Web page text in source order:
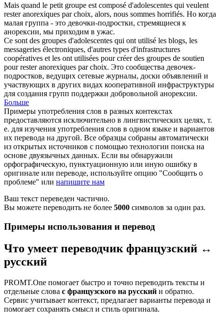
Mais quand le petit groupe est composé d'adolescentes qui veulent
resteranorexiques par choix, alors, nous sommes horrifiés. Но когда
малая группа - это девочки-подростки, стремящиеся к
анорексии, мы приходим в ужас.
Ce sont des groupes d'adolescentes qui ont utilisé les blogs, les
messageries électroniques, d'autres types d'infrastructures
coopératives et les ont utilisées pour créer des groupes de soutien
pour resteranorexiques par choix. Это сообщества девочек-
подростков, ведущих сетевые журналы, доски объявлений и
участвующих в других видах кооперативной инфраструктуры
для создания групп поддержки добровольной анорексии.
Больше
Примеры употребления слов в разных контекстах
предоставляются исключительно в лингвистических целях, т.
е. для изучения употребления слов в одном языке и вариантов
их перевода на другой. Все образцы собраны автоматически
из открытых источников с помощью технологии поиска на
основе двуязычных данных. Если вы обнаружили
орфографическую, пунктуационную или иную ошибку в
оригинале или переводе, используйте опцию "Сообщить о
проблеме" или напишите нам
Ваш текст переведен частично.
Вы можете переводить не более 5000 символов за один раз.
Примеры использования и перевод
Что умеет переводчик французский ↔
русский
PROMT.One помогает быстро и точно переводить тексты и
отдельные слова с французского на русский и обратно.
Сервис учитывает контекст, предлагает варианты перевода и
помогает сохранять смысл и стиль оригинала.